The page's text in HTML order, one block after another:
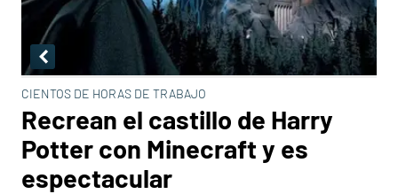
CIENTOS DE HORAS DE TRABAJO
Recrean el castillo de Harry
Potter con Minecraft y es
espectacular